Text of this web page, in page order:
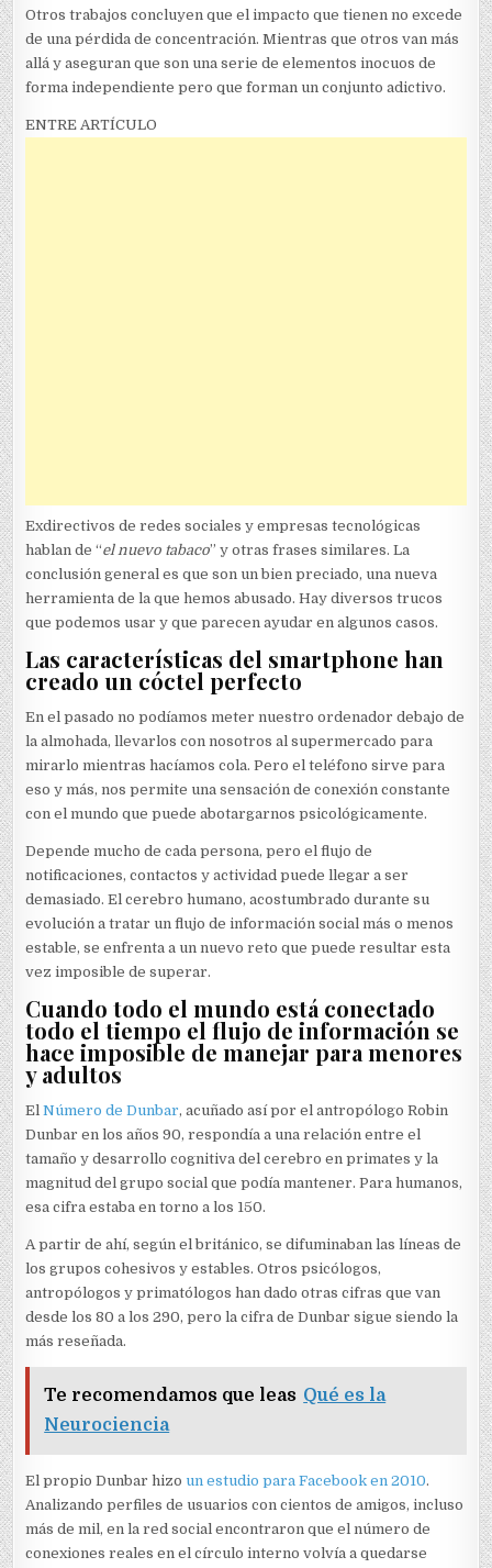
Otros trabajos concluyen que el impacto que tienen no excede
de una pérdida de concentración. Mientras que otros van más
allá y aseguran que son una serie de elementos inocuos de
forma independiente pero que forman un conjunto adictivo.
ENTRE ARTÍCULO
Exdirectivos de redes sociales y empresas tecnológicas
hablan de “el nuevo tabaco” y otras frases similares. La
conclusión general es que son un bien preciado, una nueva
herramienta de la que hemos abusado. Hay diversos trucos
que podemos usar y que parecen ayudar en algunos casos.
Las características del smartphone han
creado un cóctel perfecto
En el pasado no podíamos meter nuestro ordenador debajo de
la almohada, llevarlos con nosotros al supermercado para
mirarlo mientras hacíamos cola. Pero el teléfono sirve para
eso y más, nos permite una sensación de conexión constante
con el mundo que puede abotargarnos psicológicamente.
Depende mucho de cada persona, pero el flujo de
notificaciones, contactos y actividad puede llegar a ser
demasiado. El cerebro humano, acostumbrado durante su
evolución a tratar un flujo de información social más o menos
estable, se enfrenta a un nuevo reto que puede resultar esta
vez imposible de superar.
Cuando todo el mundo está conectado
todo el tiempo el flujo de información se
hace imposible de manejar para menores
y adultos
ElNúmero de Dunbar, acuñado así por el antropólogo Robin
Dunbar en los años 90, respondía a una relación entre el
tamaño y desarrollo cognitiva del cerebro en primates y la
magnitud del grupo social que podía mantener. Para humanos,
esa cifra estaba en torno a los 150.
A partir de ahí, según el británico, se difuminaban las líneas de
los grupos cohesivos y estables. Otros psicólogos,
antropólogos y primatólogos han dado otras cifras que van
desde los 80 a los 290, pero la cifra de Dunbar sigue siendo la
más reseñada.
Te recomendamos que leas Qué es la
Neurociencia
El propio Dunbar hizo un estudio para Facebook en 2010.
Analizando perfiles de usuarios con cientos de amigos, incluso
más de mil, en la red social encontraron que el número de
conexiones reales en el círculo interno volvía a quedarse